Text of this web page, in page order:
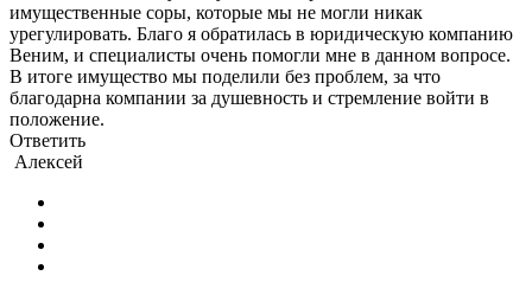
имущественные соры, которые мы не могли никак
урегулировать. Благо я обратилась в юридическую компанию
Веним, и специалисты очень помогли мне в данном вопросе.
В итоге имущество мы поделили без проблем, за что
благодарна компании за душевность и стремление войти в
положение.
Ответить
Алексей